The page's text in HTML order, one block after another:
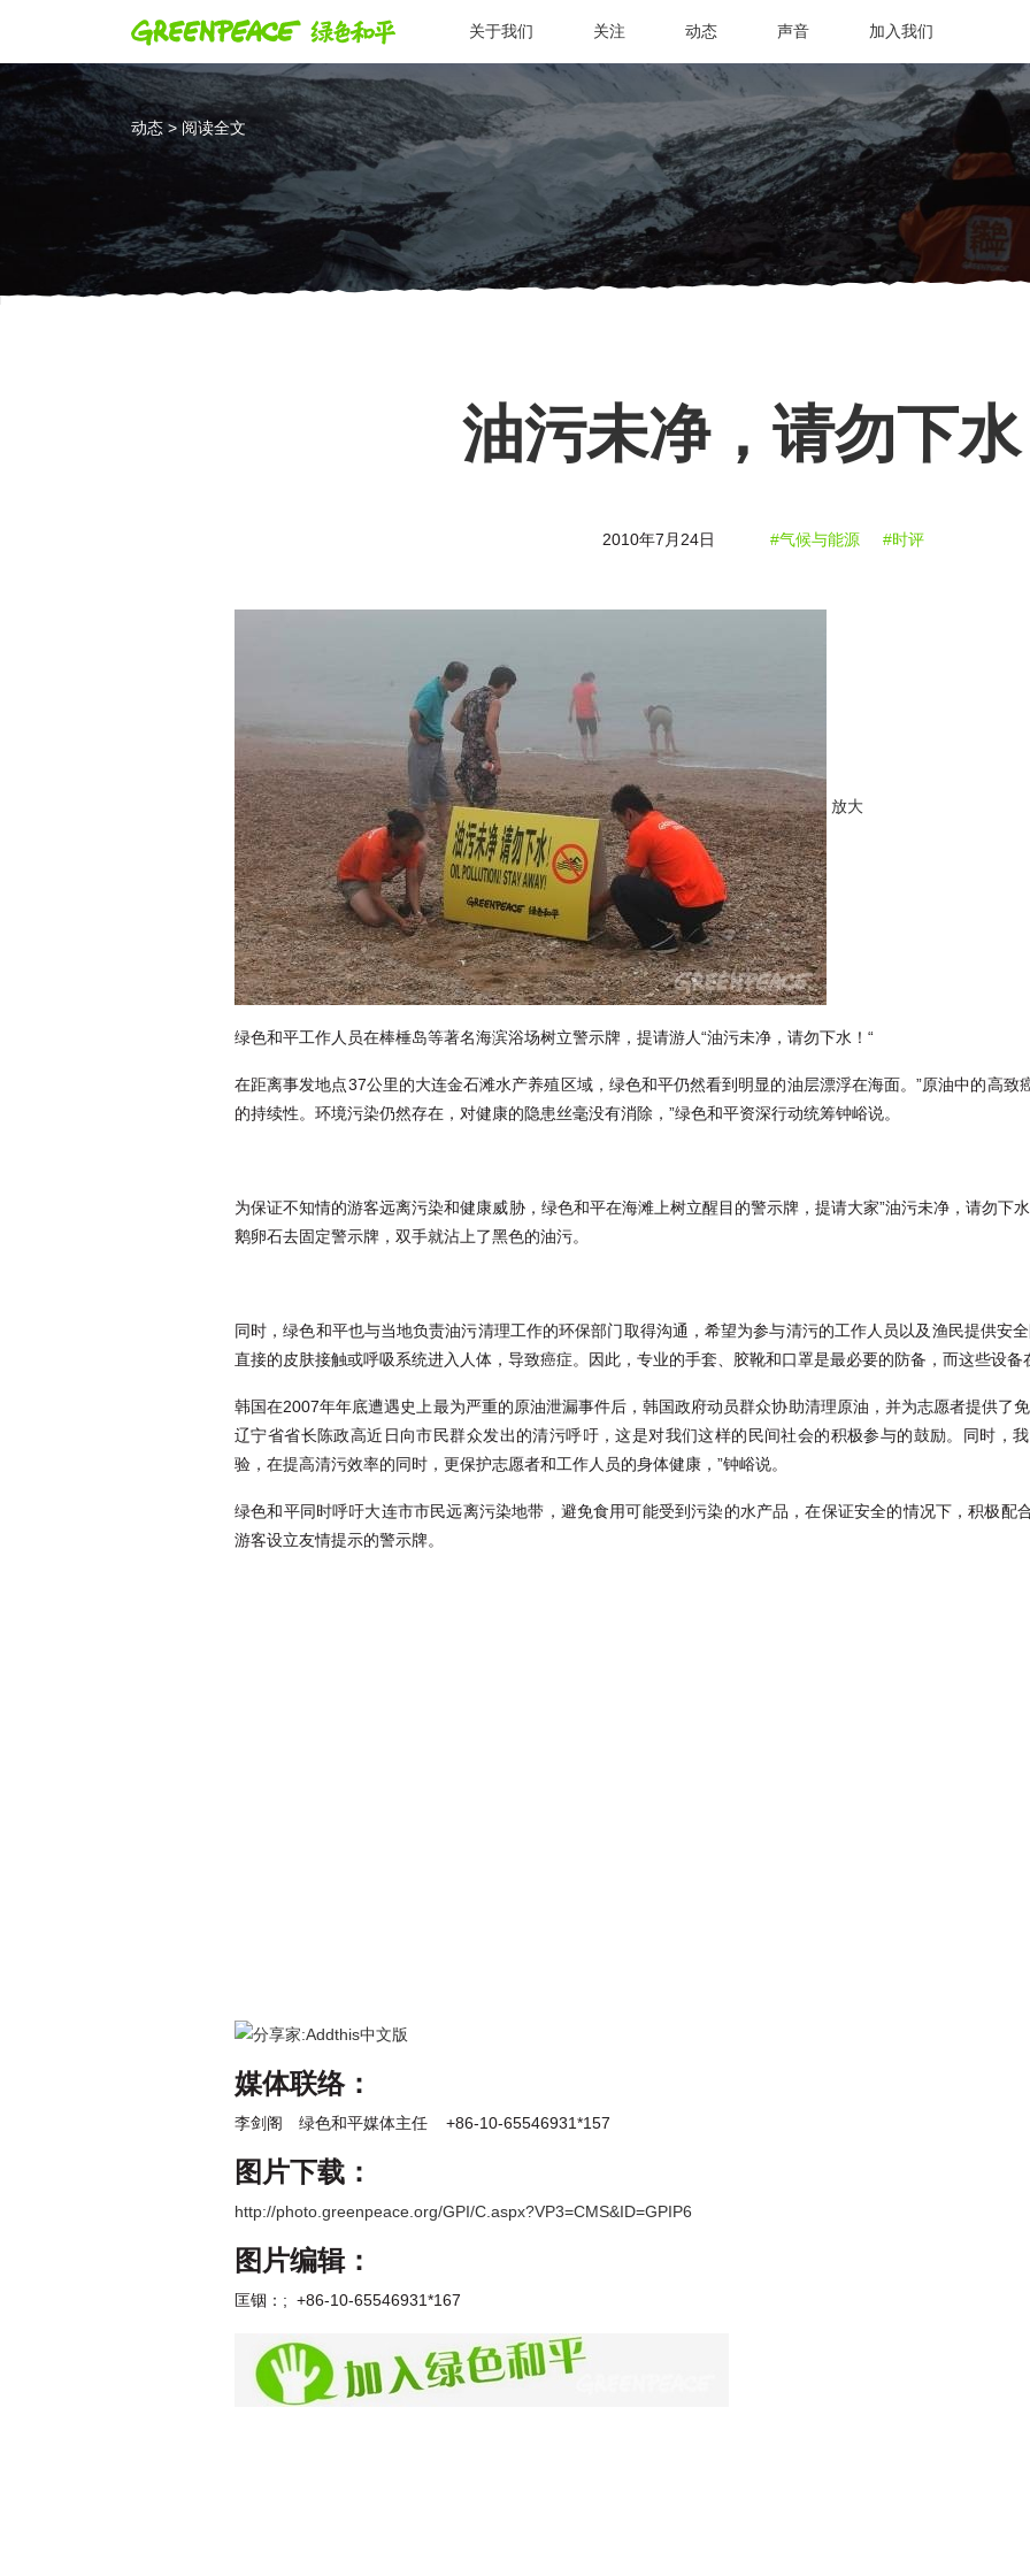
关于我们 关注 动态 声音 加入我们
动态 > 阅读全文
油污未净，请勿下
2010年7月24日 #气候与能源 #时评
放大
绿色和平工作人员在棒棰岛等著名海滨浴场树立警示牌，提请游人“油污未净，请勿下水！“
在距离事发地点37公里的大连金石滩水产养殖区域，绿色和平仍然看到明显的油层漂浮在海面。”原油中的高致
的持续性。环境污染仍然存在，对健康的隐患丝毫没有消除，”绿色和平资深行动统筹钟峪说。
为保证不知情的游客远离污染和健康威胁，绿色和平在海滩上树立醒目的警示牌，提请大家”油污未净，请勿下
鹅卵石去固定警示牌，双手就沾上了黑色的油污。
同时，绿色和平也与当地负责油污清理工作的环保部门取得沟通，希望为参与清污的工作人员以及渔民提供安
直接的皮肤接触或呼吸系统进入人体，导致癌症。因此，专业的手套、胶靴和口罩是最必要的防备，而这些设备
韩国在2007年年底遭遇史上最为严重的原油泄漏事件后，韩国政府动员群众协助清理原油，并为志愿者提供了
辽宁省省长陈政高近日向市民群众发出的清污呼吁，这是对我们这样的民间社会的积极参与的鼓励。同时，
验，在提高清污效率的同时，更保护志愿者和工作人员的身体健康，”钟峪说。
绿色和平同时呼吁大连市市民远离污染地带，避免食用可能受到污染的水产品，在保证安全的情况下，积极配
游客设立友情提示的警示牌。
媒体联络：
李剑阁 绿色和平媒体主任 +86-10-65546931*157
图片下载：
http://photo.greenpeace.org/GPI/C.aspx?VP3=CMS&ID=GPIP6
图片编辑：
匡铟： ; +86-10-65546931*167